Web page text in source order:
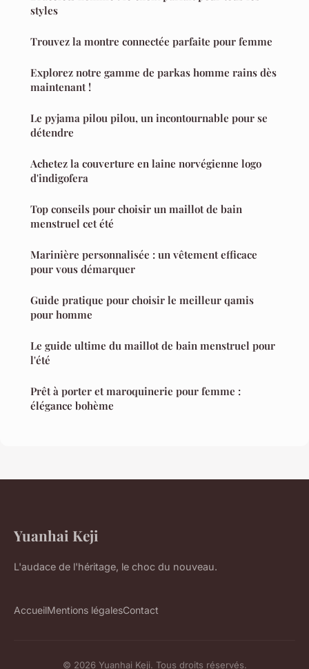
styles
Trouvez la montre connectée parfaite pour femme
Explorez notre gamme de parkas homme rains dès
maintenant !
Le pyjama pilou pilou, un incontournable pour se
détendre
Achetez la couverture en laine norvégienne logo
d'indigofera
Top conseils pour choisir un maillot de bain
menstruel cet été
Marinière personnalisée : un vêtement efficace
pour vous démarquer
Guide pratique pour choisir le meilleur qamis
pour homme
Le guide ultime du maillot de bain menstruel pour
l'été
Prêt à porter et maroquinerie pour femme :
élégance bohème
Yuanhai Keji
L'audace de l'héritage, le choc du nouveau.
AccueilMentions légalesContact
© 2026 Yuanhai Keji. Tous droits réservés.